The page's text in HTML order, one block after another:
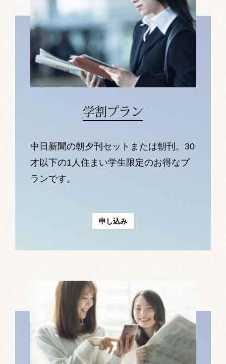
学割プラン
中日新聞の朝夕刊セットまたは朝刊。30
才以下の1人住まい学生限定のお得なプ
ランです。
申し込み